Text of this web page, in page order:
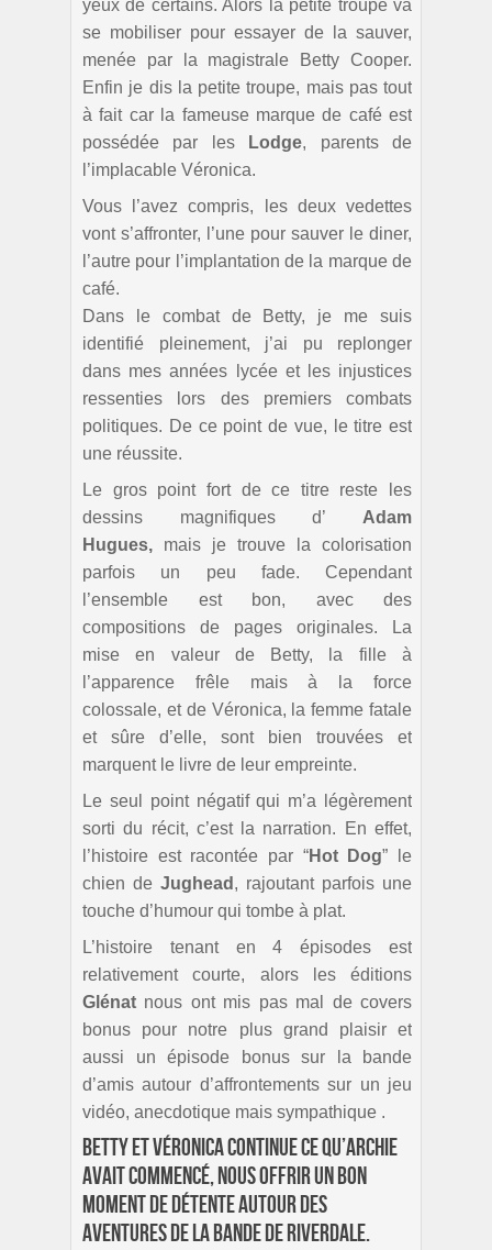
yeux de certains. Alors la petite troupe va
se mobiliser pour essayer de la sauver,
menée par la magistrale Betty Cooper.
Enfin je dis la petite troupe, mais pas tout
à fait car la fameuse marque de café est
possédée par les
Lodge, parents de
l’implacable Véronica.
Vous l’avez compris, les deux vedettes
vont s’affronter, l’une pour sauver le diner,
l’autre pour l’implantation de la marque de
café.
Dans le combat de Betty, je me suis
identifié pleinement, j’ai pu replonger
dans mes années lycée et les injustices
ressenties lors des premiers combats
politiques. De ce point de vue, le titre est
une réussite.
Le gros point fort de ce titre reste les
dessins magnifiques d’ Adam
Hugues, mais je trouve la colorisation
parfois un peu fade. Cependant
l’ensemble est bon, avec des
compositions de pages originales. La
mise en valeur de Betty, la fille à
l’apparence frêle mais à la force
colossale, et de Véronica, la femme fatale
et sûre d’elle, sont bien trouvées et
marquent le livre de leur empreinte.
Le seul point négatif qui m’a légèrement
sorti du récit, c’est la narration. En effet,
l’histoire est racontée par “Hot Dog” le
chien de Jughead , rajoutant parfois une
touche d’humour qui tombe à plat.
L’histoire tenant en 4 épisodes est
relativement courte, alors les éditions
Glénat nous ont mis pas mal de covers
bonus pour notre plus grand plaisir et
aussi un épisode bonus sur la bande
d’amis autour d’affrontements sur un jeu
vidéo, anecdotique mais sympathique .
Betty et Véronica continue ce qu’Archie
avait commencé, nous offrir un bon
moment de détente autour des
aventures de la bande de Riverdale.